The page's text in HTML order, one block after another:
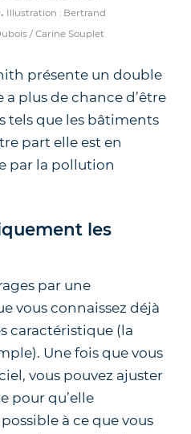
Illustration : Bertrand
/ Carine Souplet
présente un double
a plus de chance d’être
tels que les bâtiments
part elle est en
par la pollution
les
par une
vous connaissez déjà
caractéristique (la
Une fois que vous
vous pouvez ajuster
pour qu’elle
à ce que vous